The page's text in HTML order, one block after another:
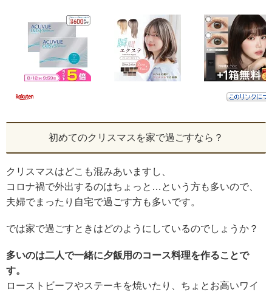
初めてのクリスマスを家で過ごすなら？
クリスマスはどこも混みあいますし、
コロナ禍で外出するのはちょっと…という方も多いので、
夫婦でまったり自宅で過ごす方も多いです。
では家で過ごすときはどのようにしているのでしょうか？
多いのは二人で一緒に夕飯用のコース料理を作ることで
す。
ローストビーフやステーキを焼いたり、ちょとお高いワイ